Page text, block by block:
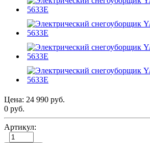
Цена: 24 990 руб.
0 руб.
Артикул: